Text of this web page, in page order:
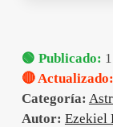
🟢 Publicado:
🔴 Actualizado:
Categoría:
Autor: Ezekiel